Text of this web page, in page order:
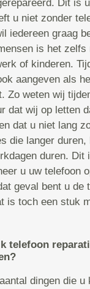
Dit is
u niet zonder
iedereen graag
is het zelfs
of kinderen.
aangeven als
Zo weten wij
dat wij op letten
dat u niet lang
die langer duren,
duren. Dit
u uw telefoon
geval bent u de
is toch een stuk
telefoon
dingen die u